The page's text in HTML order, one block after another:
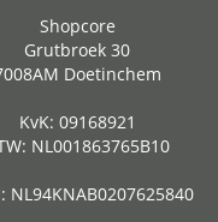
Shopcore
Grutbroek 30
Doetinchem
KvK: 09168921
NL001863765B10
NL94KNAB0207625840